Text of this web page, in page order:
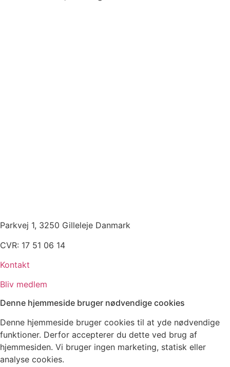
Parkvej 1, 3250 Gilleleje Danmark
CVR: 17 51 06 14
Kontakt
Bliv medlem
Denne hjemmeside bruger nødvendige cookies
Denne hjemmeside bruger cookies til at yde nødvendige
funktioner. Derfor accepterer du dette ved brug af
hjemmesiden. Vi bruger ingen marketing, statisk eller
analyse cookies.